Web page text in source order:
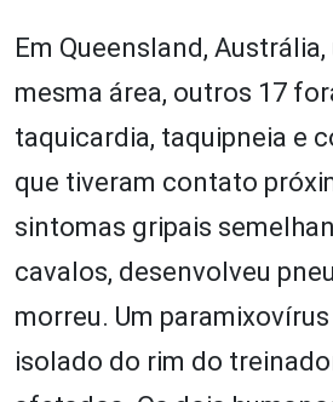
Em Queensland,
mesma área, outros 17
taquicardia, taquipneia e
que tiveram contato
sintomas gripais
cavalos, desenvolveu
morreu. Um
isolado do rim do